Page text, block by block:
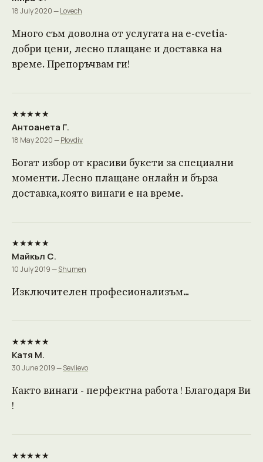
18 July 2020 —Lovech
Много съм доволна от услугата на е-cvetia-
добри цени, лесно плащане и доставка на
време. Препоръчвам ги!
★★★★★
Антоанета Г.
18 May 2020 —Plovdiv
Богат избор от красиви букети за специални
моменти. Лесно плащане онлайн и бърза
доставка,която винаги е на време.
★★★★★
Майкъл С.
10 July 2019 —Shumen
Изключителен професионализъм...
★★★★★
Катя М.
30 June 2019 —Sevlievo
Както винаги - перфектна работа ! Благодаря Ви
!
★★★★★